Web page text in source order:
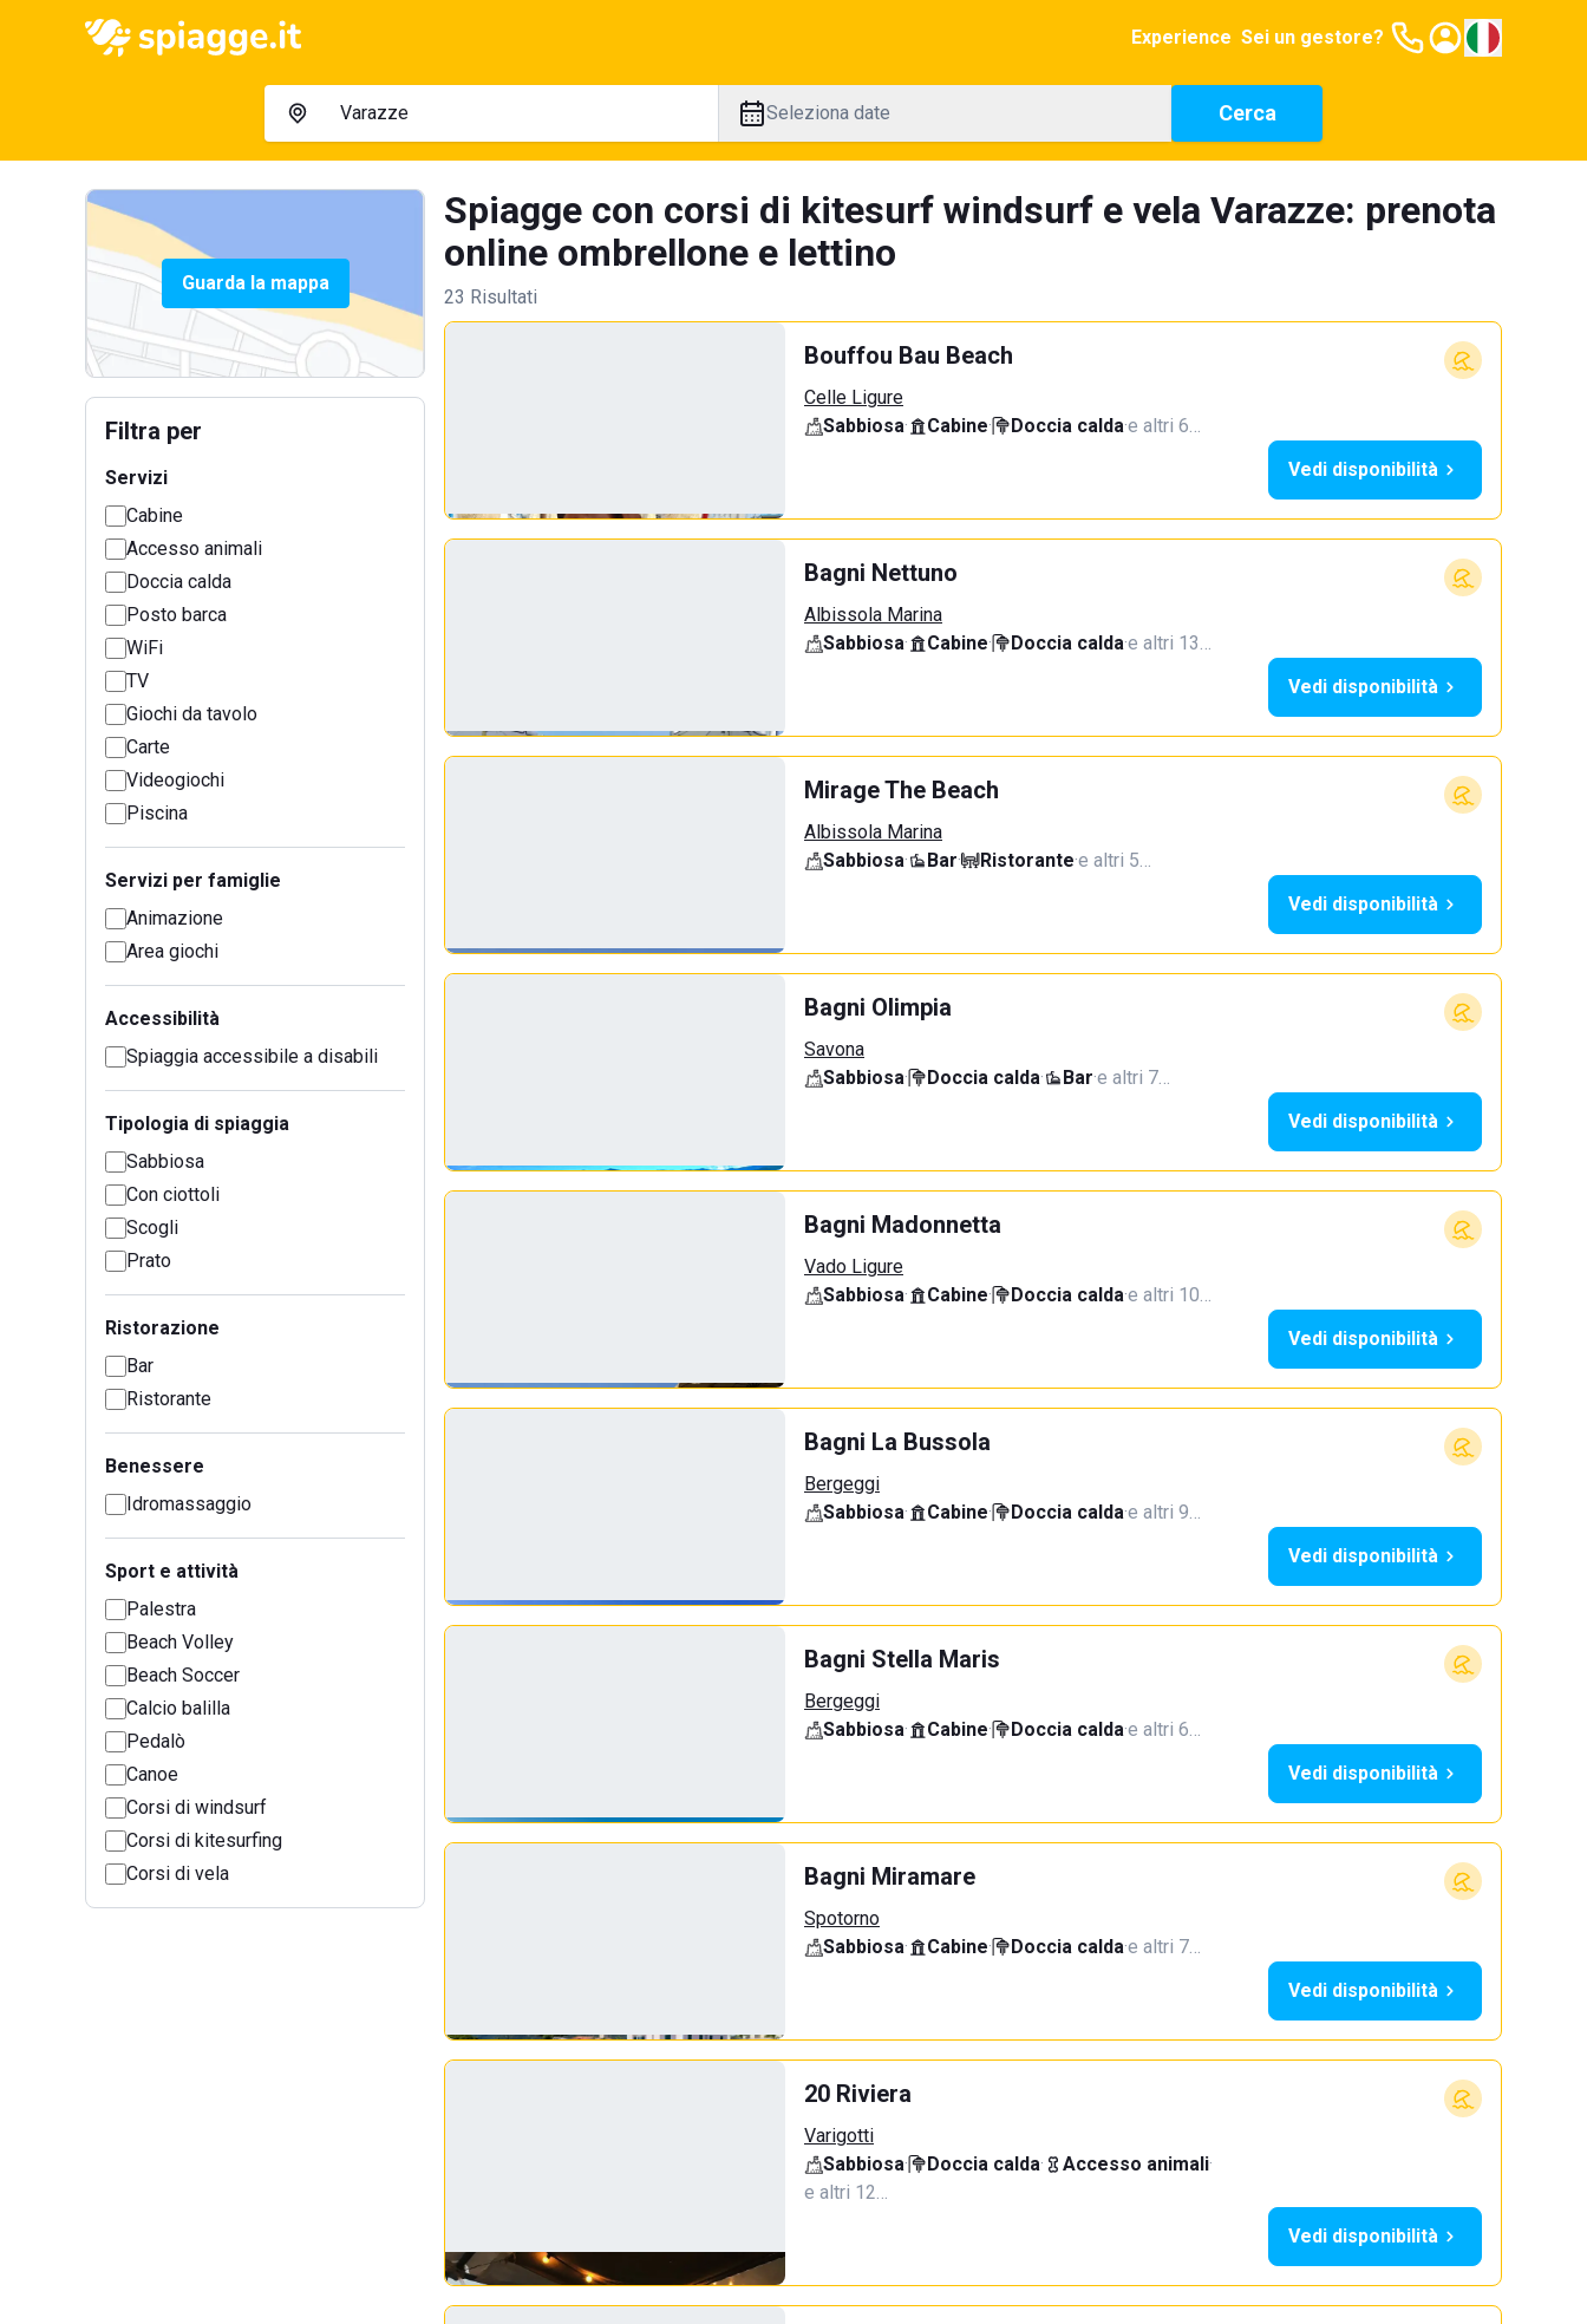
Experience Sei un gestore?
Seleziona date Cerca
Guarda la mappa
Filtra per
Servizi
Cabine
Accesso animali
Doccia calda
Posto barca
WiFi
TV
Giochi da tavolo
Carte
Videogiochi
Piscina
Servizi per famiglie
Animazione
Area giochi
Accessibilità
Spiaggia accessibile a disabili
Tipologia di spiaggia
Sabbiosa
Con ciottoli
Scogli
Prato
Ristorazione
Bar
Ristorante
Benessere
Idromassaggio
Sport e attività
Palestra
Beach Volley
Beach Soccer
Calcio balilla
Pedalò
Canoe
Corsi di windsurf
Corsi di kitesurfing
Corsi di vela
Spiagge con corsi di kitesurf windsurf e vela Varazze: prenota
online ombrellone e lettino
23 Risultati
Bouffou Bau Beach
Celle Ligure
Sabbiosa· Cabine· Doccia calda·e altri 6…
Vedi disponibilità
Bagni Nettuno
Albissola Marina
Sabbiosa· Cabine· Doccia calda·e altri 13…
Vedi disponibilità
Mirage The Beach
Albissola Marina
Sabbiosa· Bar· Ristorante·e altri 5…
Vedi disponibilità
Bagni Olimpia
Savona
Sabbiosa· Doccia calda· Bar·e altri 7…
Vedi disponibilità
Bagni Madonnetta
Vado Ligure
Sabbiosa· Cabine· Doccia calda·e altri 10…
Vedi disponibilità
Bagni La Bussola
Bergeggi
Sabbiosa· Cabine· Doccia calda·e altri 9…
Vedi disponibilità
Bagni Stella Maris
Bergeggi
Sabbiosa· Cabine· Doccia calda·e altri 6…
Vedi disponibilità
Bagni Miramare
Spotorno
Sabbiosa· Cabine· Doccia calda·e altri 7…
Vedi disponibilità
20 Riviera
Varigotti
Sabbiosa· Doccia calda· Accesso animali·
e altri 12…
Vedi disponibilità